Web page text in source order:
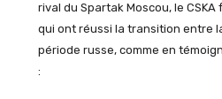
rival du Spartak Moscou, le
qui ont réussi la transition entre
période russe, comme en
: